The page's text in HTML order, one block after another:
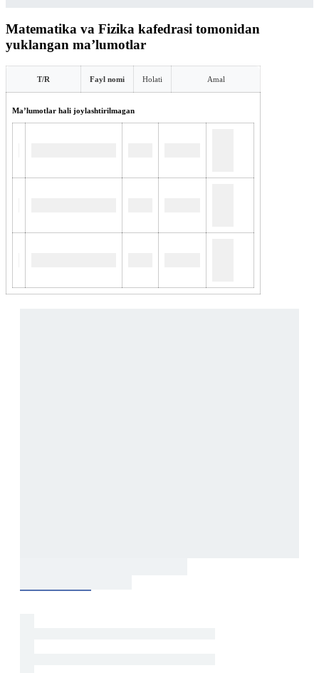
Matematika va Fizika kafedrasi tomonidan
yuklangan maʼlumotlar
T/R Fayl nomi Holati Amal
Maʼlumotlar hali joylashtirilmagan